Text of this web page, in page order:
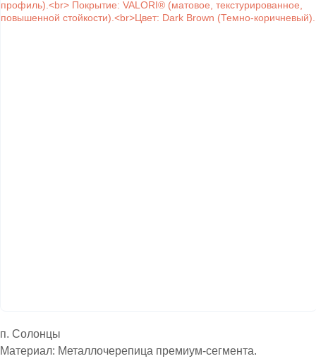
п. Солонцы
Материал: Металлочерепица премиум-сегмента.